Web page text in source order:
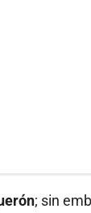
; sin